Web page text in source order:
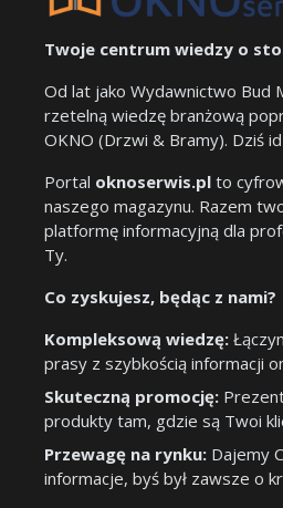
Twoje centrum wiedzy o
Od lat jako Wydawnictwo Bud
rzetelną wiedzę branżową
OKNO (Drzwi & Bramy). Dziś
Portal oknoserwis.pl to
naszego magazynu. Razem
platformę informacyjną dla
Ty.
Co zyskujesz, będąc z nami?
Kompleksową wiedzę:
prasy z szybkością informacji
Skuteczną promocję:
produkty tam, gdzie są Twoi
Przewagę na rynku: Dajemy
informacje, byś był zawsze o